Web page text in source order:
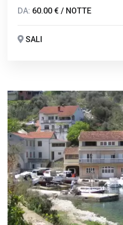
DA: 60.00 € / NOTTE
SALI